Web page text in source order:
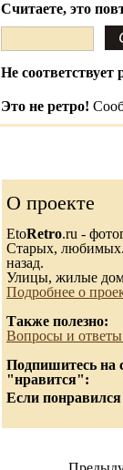
Считаете, это
Не соответствует
Это не ретро!
О проекте
EtoRetro.ru -
Старых,
назад.
Улицы, жилые
Подробнее о
Также полезно:
Вопросы и
Подпишитесь на
"нравится":
Если